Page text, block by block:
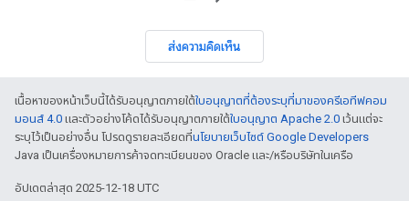
ส่งความคิดเห็น
เนื้อหาของหน้าเว็บนี้ได้รับอนุญาตภายใต้ใบอนุญาตที่ต้องระบุที่มาของครีเอทีฟคอม
มอนส์ 4.0 และตัวอย่างโค้ดได้รับอนุญาตภายใต้ใบอนุญาต Apache 2.0 เว้นแต่จะ
ระบุไว้เป็นอย่างอื่น โปรดดูรายละเอียดที่นโยบายเว็บไซต์ Google Developers
Java เป็นเครื่องหมายการค้าจดทะเบียนของ Oracle และ/หรือบริษัทในเครือ
อัปเดตล่าสุด 2025-12-18 UTC